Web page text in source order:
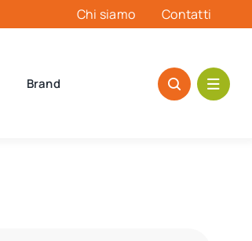
Chi siamo Contatti
Brand